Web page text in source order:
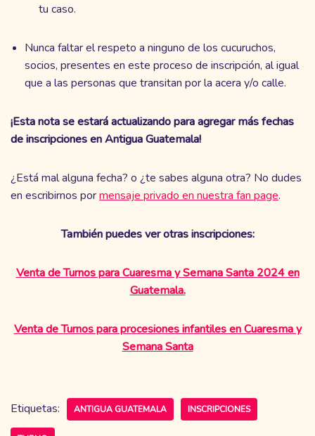
tu caso.
Nunca faltar el respeto a ninguno de los cucuruchos,
socios, presentes en este proceso de inscripción, al igual
que a las personas que transitan por la acera y/o calle.
¡Esta nota se estará actualizando para agregar más fechas
de inscripciones en Antigua Guatemala!
¿Está mal alguna fecha? o ¿te sabes alguna otra? No dudes
en escribirnos pormensaje privado en nuestra fan page.
También puedes ver otras inscripciones:
Venta de Turnos para Cuaresma y Semana Santa 2024 en
Guatemala.
Venta de Turnos para procesiones infantiles en Cuaresma y
Semana Santa
Etiquetas: ANTIGUA GUATEMALA INSCRIPCIONES